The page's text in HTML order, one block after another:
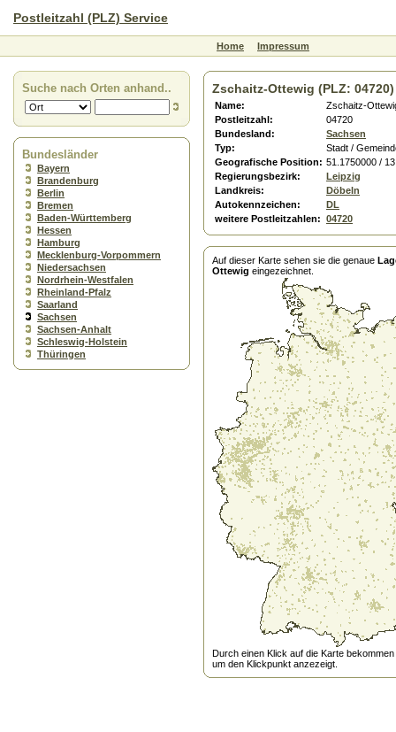
Postleitzahl (PLZ) Service
Home Impressum
Suche nach Orten anhand..
Bundesländer
Bayern
Brandenburg
Berlin
Bremen
Baden-Württemberg
Hessen
Hamburg
Mecklenburg-Vorpommern
Niedersachsen
Nordrhein-Westfalen
Rheinland-Pfalz
Saarland
Sachsen
Sachsen-Anhalt
Schleswig-Holstein
Thüringen
Zschaitz-Ottewig (PLZ: 04720)
Name:
Zschaitz-
Postleitzahl:
04720
Bundesland:
Sachsen
Typ:
Stadt /
Geografische Position: 51.1750000 /
Regierungsbezirk:
Leipzig
Landkreis:
Döbeln
Autokennzeichen:
DL
weitere Postleitzahlen: 04720
Auf dieser Karte sehen sie die genaue
Ottewig eingezeichnet.
Durch einen Klick auf die Karte
um den Klickpunkt anzezeigt.